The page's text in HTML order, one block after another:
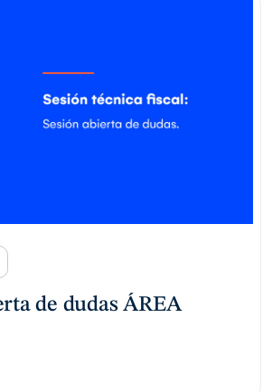
de dudas ÁREA